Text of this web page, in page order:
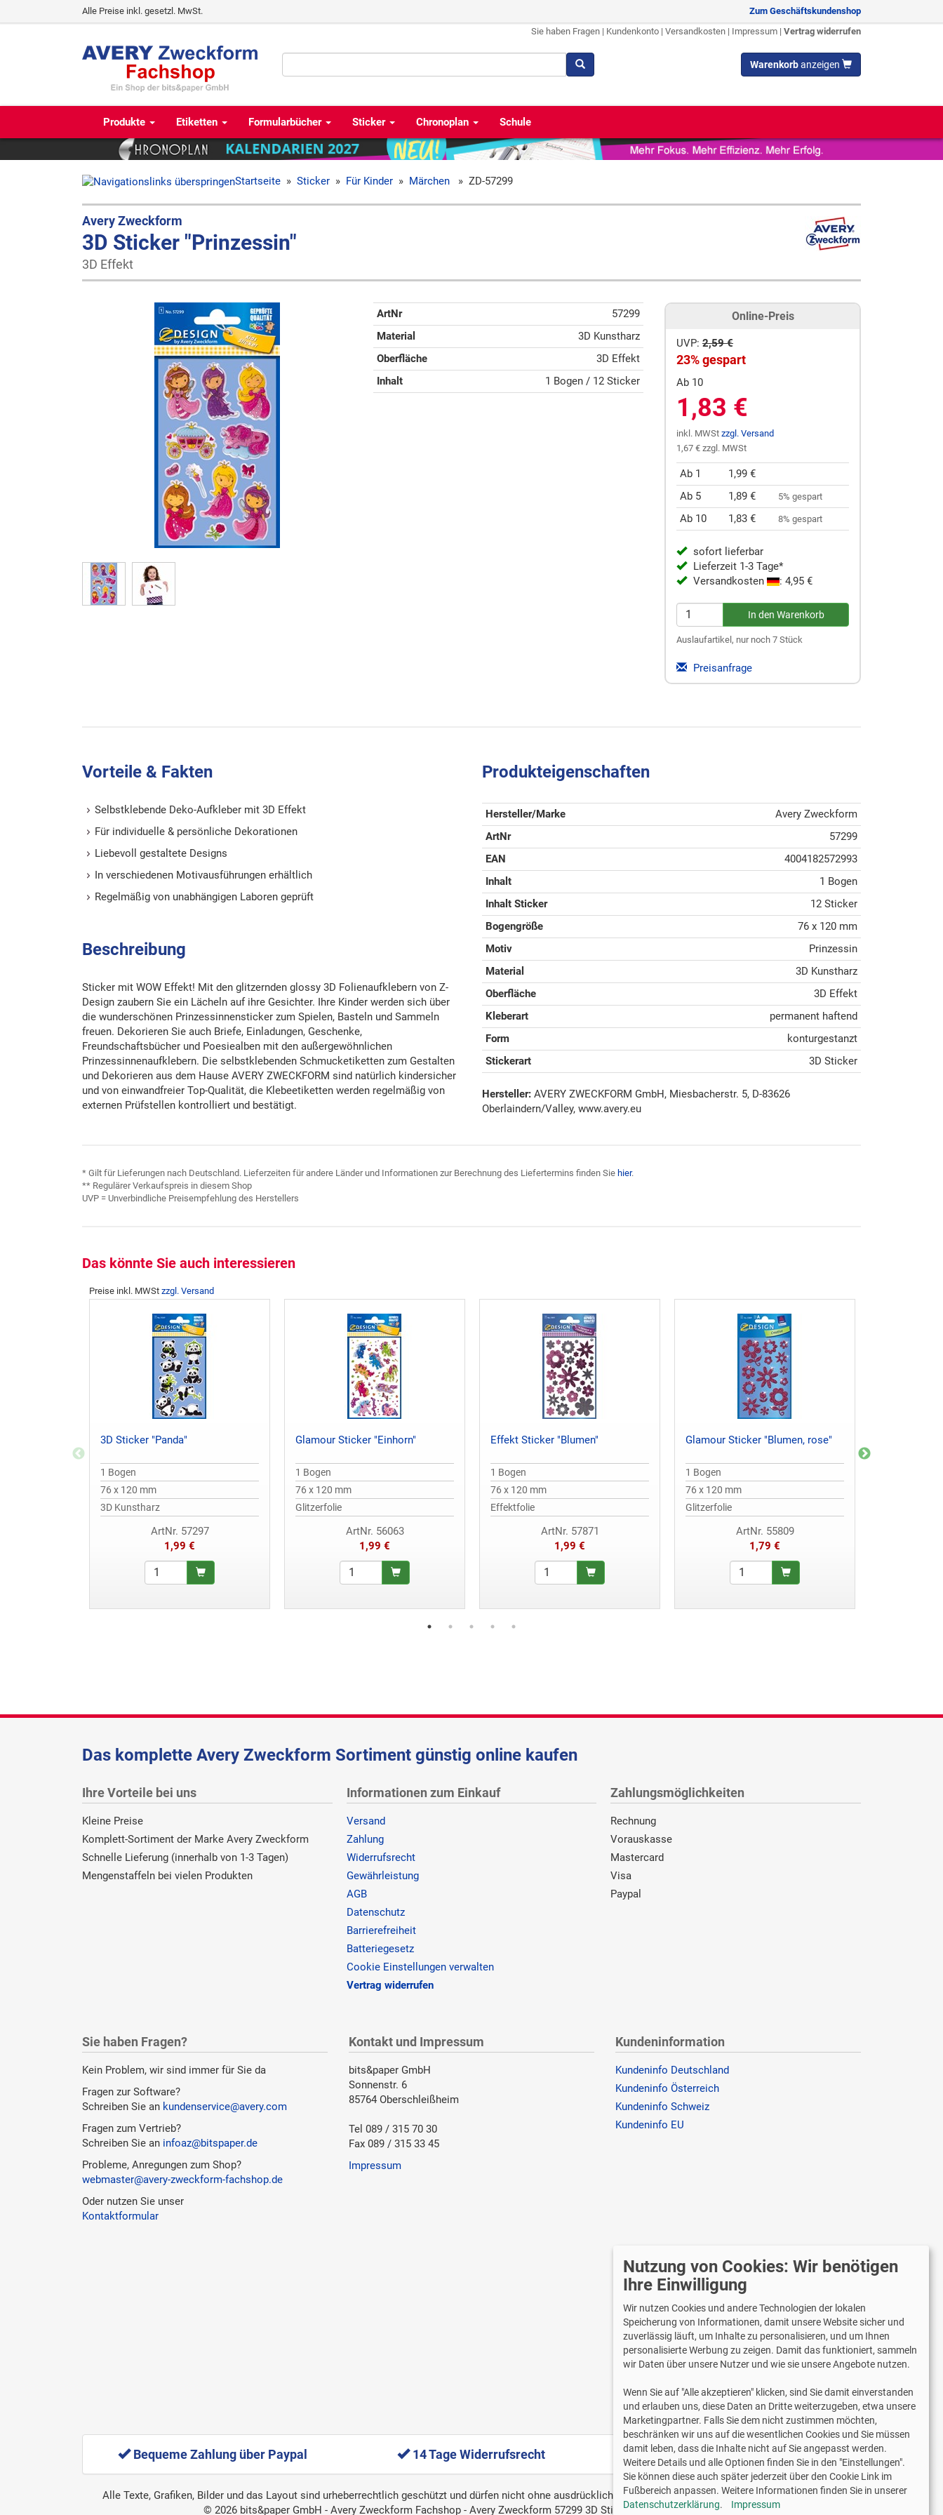
Alle Preise inkl. gesetzl. MwSt.
Zum Geschäftskundenshop
Sie haben Fragen | Kundenkonto | Versandkosten | Impressum | Vertrag widerrufen
Warenkorbanzeigen
Produkte Etiketten Formularbücher Sticker Chronoplan Schule
Startseite » Sticker » Für Kinder » Märchen » ZD-57299
Avery Zweckform
3D Sticker "Prinzessin"
3D Effekt
ArtNr
57299
Material
3D Kunstharz
Oberfläche
3D Effekt
Inhalt
1 Bogen / 12 Sticker
Online-Preis
UVP: 2,59 €
23% gespart
Ab 10
1,83 €
inkl. MWSt zzgl. Versand
1,67 € zzgl. MWSt
Ab 1
1,99 €
Ab 5
1,89 € 5% gespart
Ab 10 1,83 € 8% gespart
sofort lieferbar
Lieferzeit 1-3 Tage*
Versandkosten
: 4,95 €
Auslaufartikel, nur noch 7 Stück
Preisanfrage
Vorteile & Fakten
Selbstklebende Deko-Aufkleber mit 3D Effekt
Für individuelle & persönliche Dekorationen
Liebevoll gestaltete Designs
In verschiedenen Motivausführungen erhältlich
Regelmäßig von unabhängigen Laboren geprüft
Beschreibung
Sticker mit WOW Effekt! Mit den glitzernden glossy 3D Folienaufklebern von Z-
Design zaubern Sie ein Lächeln auf ihre Gesichter. Ihre Kinder werden sich über
die wunderschönen Prinzessinnensticker zum Spielen, Basteln und Sammeln
freuen. Dekorieren Sie auch Briefe, Einladungen, Geschenke,
Freundschaftsbücher und Poesiealben mit den außergewöhnlichen
Prinzessinnenaufklebern. Die selbstklebenden Schmucketiketten zum Gestalten
und Dekorieren aus dem Hause AVERY ZWECKFORM sind natürlich kindersicher
und von einwandfreier Top-Qualität, die Klebeetiketten werden regelmäßig von
externen Prüfstellen kontrolliert und bestätigt.
Produkteigenschaften
Hersteller/Marke
Avery Zweckform
ArtNr
57299
EAN
4004182572993
Inhalt
1 Bogen
Inhalt Sticker
12 Sticker
Bogengröße
76 x 120 mm
Motiv
Prinzessin
Material
3D Kunstharz
Oberfläche
3D Effekt
Kleberart
permanent haftend
Form
konturgestanzt
Stickerart
3D Sticker
Hersteller: AVERY ZWECKFORM GmbH, Miesbacherstr. 5, D-83626
Oberlaindern/Valley, www.avery.eu
* Gilt für Lieferungen nach Deutschland. Lieferzeiten für andere Länder und Informationen zur Berechnung des Liefertermins finden Sie hier.
** Regulärer Verkaufspreis in diesem Shop
UVP = Unverbindliche Preisempfehlung des Herstellers
Das könnte Sie auch interessieren
Preise inkl. MWSt zzgl. Versand
3D Sticker "Panda"
1 Bogen
76 x 120 mm
3D Kunstharz
ArtNr. 57297
1,99 €
Glamour Sticker "Einhorn"
1 Bogen
76 x 120 mm
Glitzerfolie
ArtNr. 56063
1,99 €
Effekt Sticker "Blumen"
1 Bogen
76 x 120 mm
Effektfolie
ArtNr. 57871
1,99 €
Glamour Sticker "Blumen, rose"
1 Bogen
76 x 120 mm
Glitzerfolie
ArtNr. 55809
1,79 €
Das komplette Avery Zweckform Sortiment günstig online kaufen
Ihre Vorteile bei uns
Kleine Preise
Komplett-Sortiment der Marke Avery Zweckform
Schnelle Lieferung (innerhalb von 1-3 Tagen)
Mengenstaffeln bei vielen Produkten
Informationen zum Einkauf
Versand
Zahlung
Widerrufsrecht
Gewährleistung
AGB
Datenschutz
Barrierefreiheit
Batteriegesetz
Cookie Einstellungen verwalten
Vertrag widerrufen
Zahlungsmöglichkeiten
Rechnung
Vorauskasse
Mastercard
Visa
Paypal
Sie haben Fragen?
Kein Problem, wir sind immer für Sie da
Fragen zur Software?
Schreiben Sie an kundenservice@avery.com
Fragen zum Vertrieb?
Schreiben Sie an infoaz@bitspaper.de
Probleme, Anregungen zum Shop?
webmaster@avery-zweckform-fachshop.de
Oder nutzen Sie unser
Kontaktformular
Kontakt und Impressum
bits&paper GmbH
Sonnenstr. 6
85764 Oberschleißheim
Tel 089 / 315 70 30
Fax 089 / 315 33 45
Impressum
Kundeninformation
Kundeninfo Deutschland
Kundeninfo Österreich
Kundeninfo Schweiz
Kundeninfo EU
Wir versenden mit
Lieferung auch an Packstationen und
Postfilialen
Samstagszustellung
Bequeme Zahlung über Paypal 14 Tage Widerrufsrecht 2 Jahre Gewährleistung
Alle Texte, Grafiken, Bilder und das Layout sind urheberrechtlich geschützt und dürfen nicht ohne ausdrückliche, schriftliche Erlaubnis weiterverwendet werden.
© 2026 bits&paper GmbH - Avery Zweckform Fachshop - Avery Zweckform 57299 3D Sticker "Prinzessin", 3D Effekt
Nutzung von Cookies: Wir benötigen
Ihre Einwilligung
Wir nutzen Cookies und andere Technologien der lokalen
Speicherung von Informationen, damit unsere Website sicher und
zuverlässig läuft, um Inhalte zu personalisieren, und um Ihnen
personalisierte Werbung zu zeigen. Damit das funktioniert, sammeln
wir Daten über unsere Nutzer und wie sie unsere Angebote nutzen.
Wenn Sie auf "Alle akzeptieren" klicken, sind Sie damit einverstanden
und erlauben uns, diese Daten an Dritte weiterzugeben, etwa unsere
Marketingpartner. Falls Sie dem nicht zustimmen möchten,
beschränken wir uns auf die wesentlichen Cookies und Sie müssen
damit leben, dass die Inhalte nicht auf Sie angepasst werden.
Weitere Details und alle Optionen finden Sie in den "Einstellungen".
Sie können diese auch später jederzeit über den Cookie Link im
Fußbereich anpassen. Weitere Informationen finden Sie in unserer
Datenschutzerklärung. Impressum